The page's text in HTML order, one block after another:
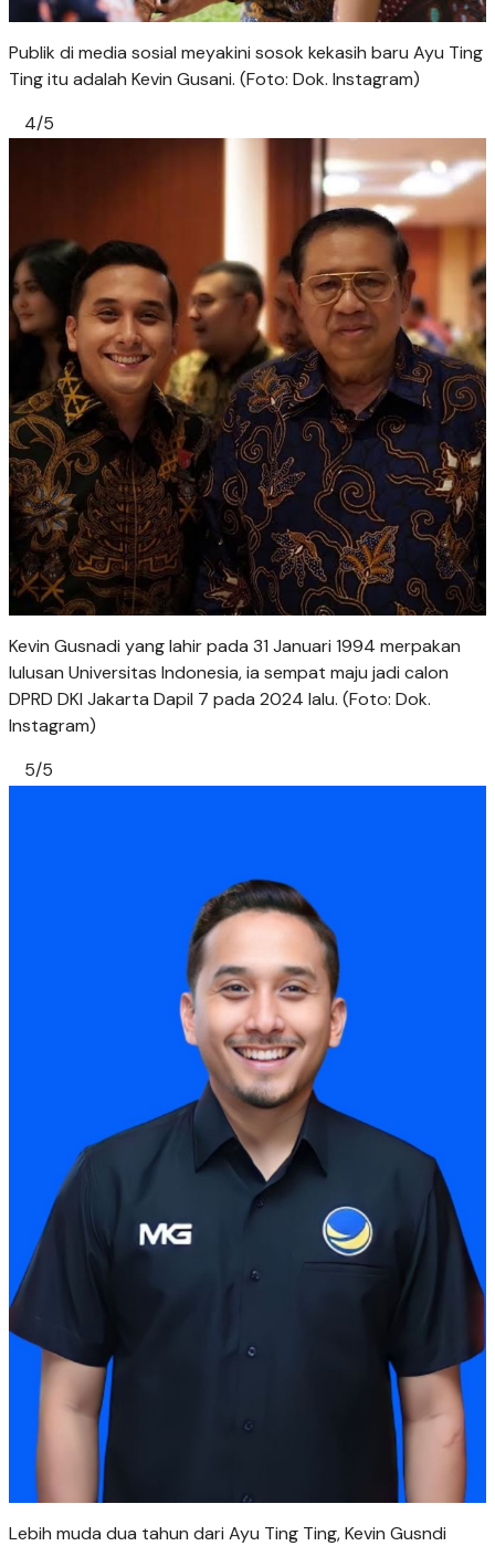
Publik di media sosial meyakini sosok kekasih baru Ayu Ting
Ting itu adalah Kevin Gusani. (Foto: Dok. Instagram)
4/5
Kevin Gusnadi yang lahir pada 31 Januari 1994 merpakan
lulusan Universitas Indonesia, ia sempat maju jadi calon
DPRD DKI Jakarta Dapil 7 pada 2024 lalu. (Foto: Dok.
Instagram)
5/5
Lebih muda dua tahun dari Ayu Ting Ting, Kevin Gusndi